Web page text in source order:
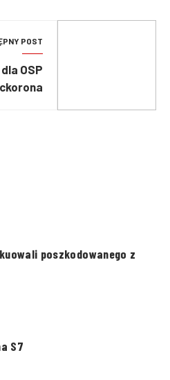
POST
OSP
poszkodowanego z
S7